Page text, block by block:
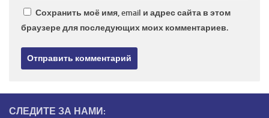
Сохранить моё имя, email и адрес сайта в этом
браузере для последующих моих комментариев.
СЛЕДИТЕ ЗА НАМИ: